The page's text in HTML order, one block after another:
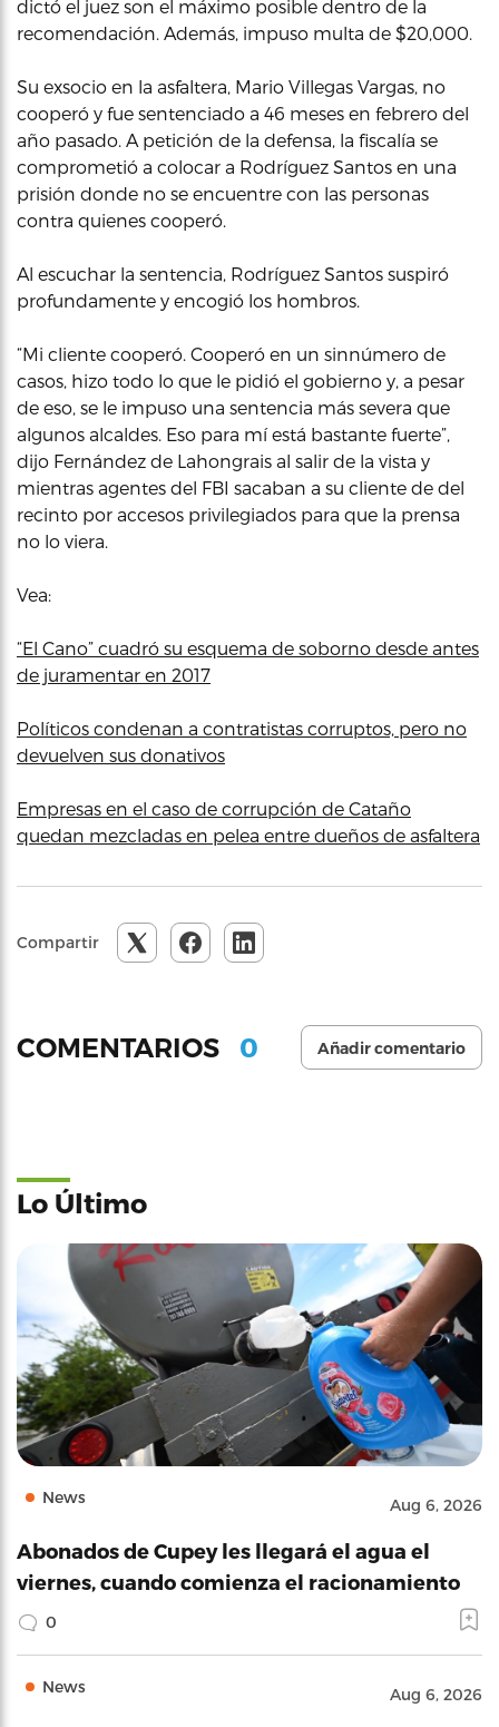
dictó el juez son el máximo posible dentro de la
recomendación. Además, impuso multa de $20,000.
Su exsocio en la asfaltera, Mario Villegas Vargas, no
cooperó y fue sentenciado a 46 meses en febrero del
año pasado. A petición de la defensa, la fiscalía se
comprometió a colocar a Rodríguez Santos en una
prisión donde no se encuentre con las personas
contra quienes cooperó.
Al escuchar la sentencia, Rodríguez Santos suspiró
profundamente y encogió los hombros.
“Mi cliente cooperó. Cooperó en un sinnúmero de
casos, hizo todo lo que le pidió el gobierno y, a pesar
de eso, se le impuso una sentencia más severa que
algunos alcaldes. Eso para mí está bastante fuerte”,
dijo Fernández de Lahongrais al salir de la vista y
mientras agentes del FBI sacaban a su cliente de del
recinto por accesos privilegiados para que la prensa
no lo viera.
Vea:
“El Cano” cuadró su esquema de soborno desde antes
de juramentar en 2017
Políticos condenan a contratistas corruptos, pero no
devuelven sus donativos
Empresas en el caso de corrupción de Cataño
quedan mezcladas en pelea entre dueños de asfaltera
Compartir
COMENTARIOS 0 Añadir comentario
Lo Último
News Aug 6, 2026
Abonados de Cupey les llegará el agua el
viernes, cuando comienza el racionamiento
0
News Aug 6, 2026